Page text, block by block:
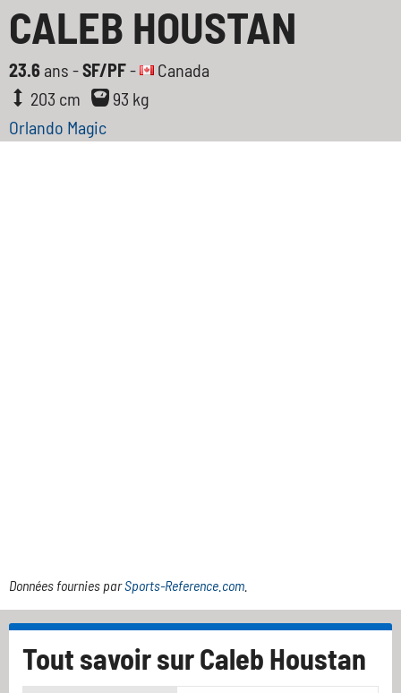
CALEB HOUSTAN
23.6 ans -SF/PF-
Canada
203 cm
93 kg
Orlando Magic
Données fournies parSports-Reference.com
Tout savoir surCaleb Houstan